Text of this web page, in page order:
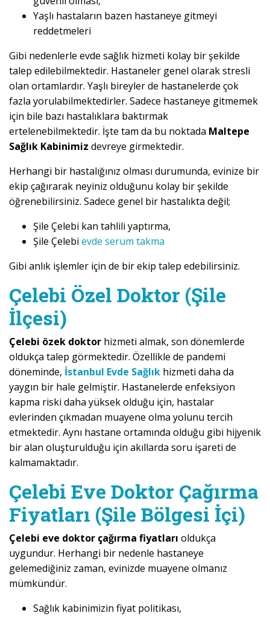
Yaşlı hastaların bazen hastaneye gitmeyi
reddetmeleri
Gibi nedenlerle evde sağlık hizmeti kolay bir şekilde
talep edilebilmektedir. Hastaneler genel olarak stresli
olan ortamlardır. Yaşlı bireyler de hastanelerde çok
fazla yorulabilmektedirler. Sadece hastaneye gitmemek
için bile bazı hastalıklara baktırmak
ertelenebilmektedir. İşte tam da bu noktada Maltepe
Sağlık Kabinimiz devreye girmektedir.
Herhangi bir hastalığınız olması durumunda, evinize bir
ekip çağırarak neyiniz olduğunu kolay bir şekilde
öğrenebilirsiniz. Sadece genel bir hastalıkta değil;
Şile Çelebi kan tahlili yaptırma,
Şile Çelebi evde serum takma
Gibi anlık işlemler için de bir ekip talep edebilirsiniz.
Çelebi Özel Doktor (Şile
İlçesi)
Çelebi özek doktor hizmeti almak, son dönemlerde
oldukça talep görmektedir. Özellikle de pandemi
döneminde, İstanbul Evde Sağlık hizmeti daha da
yaygın bir hale gelmiştir. Hastanelerde enfeksiyon
kapma riski daha yüksek olduğu için, hastalar
evlerinden çıkmadan muayene olma yolunu tercih
etmektedir. Aynı hastane ortamında olduğu gibi hijyenik
bir alan oluşturulduğu için akıllarda soru işareti de
kalmamaktadır.
Çelebi Eve Doktor Çağırma
Fiyatları (Şile Bölgesi İçi)
Çelebi eve doktor çağırma fiyatları oldukça
uygundur. Herhangi bir nedenle hastaneye
gelemediğiniz zaman, evinizde muayene olmanız
mümkündür.
Sağlık kabinimizin fiyat politikası,